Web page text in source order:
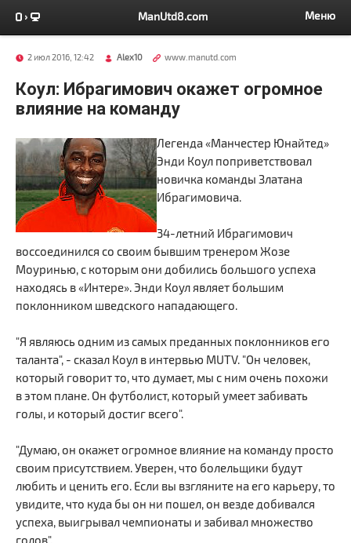
ManUtd8.com Меню
2 июл 2016, 12:42 Alex10 www.manutd.com
Коул: Ибрагимович окажет огромное
влияние на команду
Легенда «Манчестер Юнайтед»
Энди Коул поприветствовал
новичка команды Златана
Ибрагимовича.
34-летний Ибрагимович
воссоединился со своим бывшим тренером Жозе
Моуринью, с которым они добились большого успеха
находясь в «Интере». Энди Коул являет большим
поклонником шведского нападающего.
"Я являюсь одним из самых преданных поклонников его
таланта", - сказал Коул в интервью MUTV. "Он человек,
который говорит то, что думает, мы с ним очень похожи
в этом плане. Он футболист, который умеет забивать
голы, и который достиг всего".
"Думаю, он окажет огромное влияние на команду просто
своим присутствием. Уверен, что болельщики будут
любить и ценить его. Если вы взгляните на его карьеру, то
увидите, что куда бы он ни пошел, он везде добивался
успеха, выигрывал чемпионаты и забивал множество
голов".